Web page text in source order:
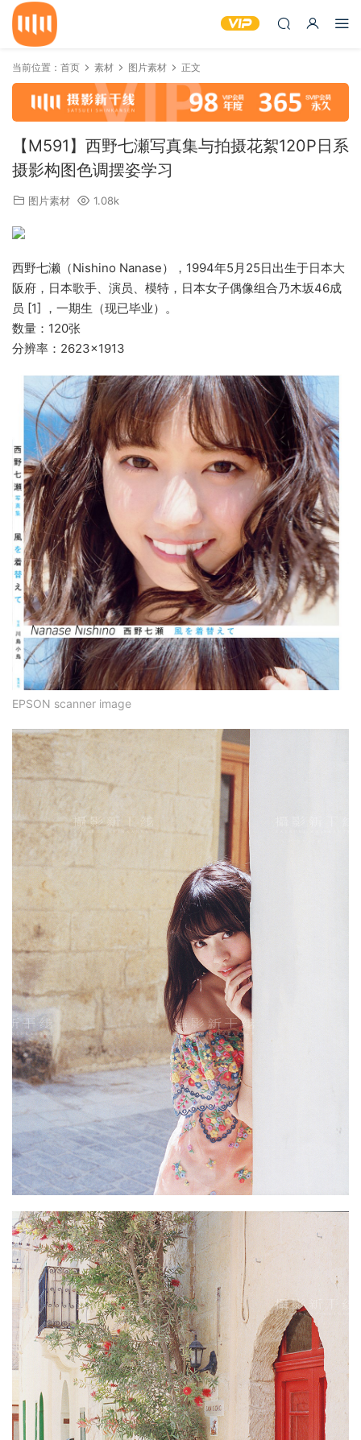
当前位置： 首页 素材 图片素材 正文
【M591】西野七瀬写真集与拍摄花絮120P日系
摄影构图色调摆姿学习
图片素材 1.08k
西野七濑（Nishino Nanase），1994年5月25日出生于日本大
阪府，日本歌手、演员、模特，日本女子偶像组合乃木坂46成
员 [1] ，一期生（现已毕业）。
数量：120张
分辨率：2623×1913
EPSON scanner image